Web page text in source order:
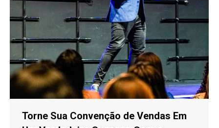
Torne Sua Convenção de Vendas Em